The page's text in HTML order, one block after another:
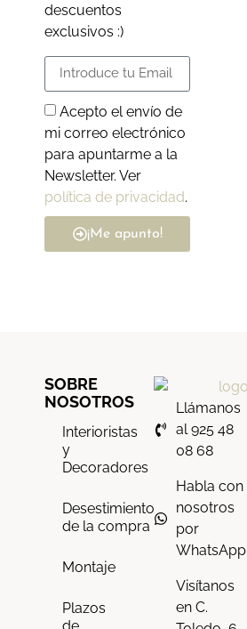
descuentos
exclusivos :)
Acepto el envío de
mi correo electrónico
para apuntarme a la
Newsletter. Ver
política de privacidad.
¡Me apunto!
SOBRE
NOSOTROS
Interioristas
y
Decoradores
Desestimiento
de la compra
Montaje
Plazos
de
Llámanos
al 925 48
08 68
Habla con
nosotros
por
WhatsApp
Visítanos
en C.